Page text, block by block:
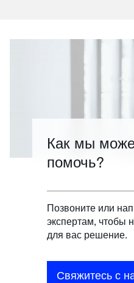
Как мы
помочь?
Позвоните или
экспертам, чтобы
для вас решение.
Свяжитесь с